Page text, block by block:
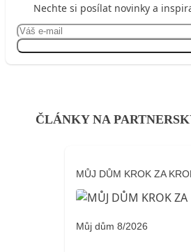
Nechte si posílat novinky a
ČLÁNKY NA
MŮJ DŮM KROK ZA
Můj dům 8/2026